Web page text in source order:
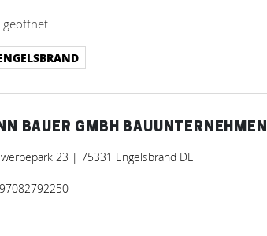
geöffnet
BAUER GMBH BAUUNTERNEHMEN
23 | 75331 Engelsbrand DE